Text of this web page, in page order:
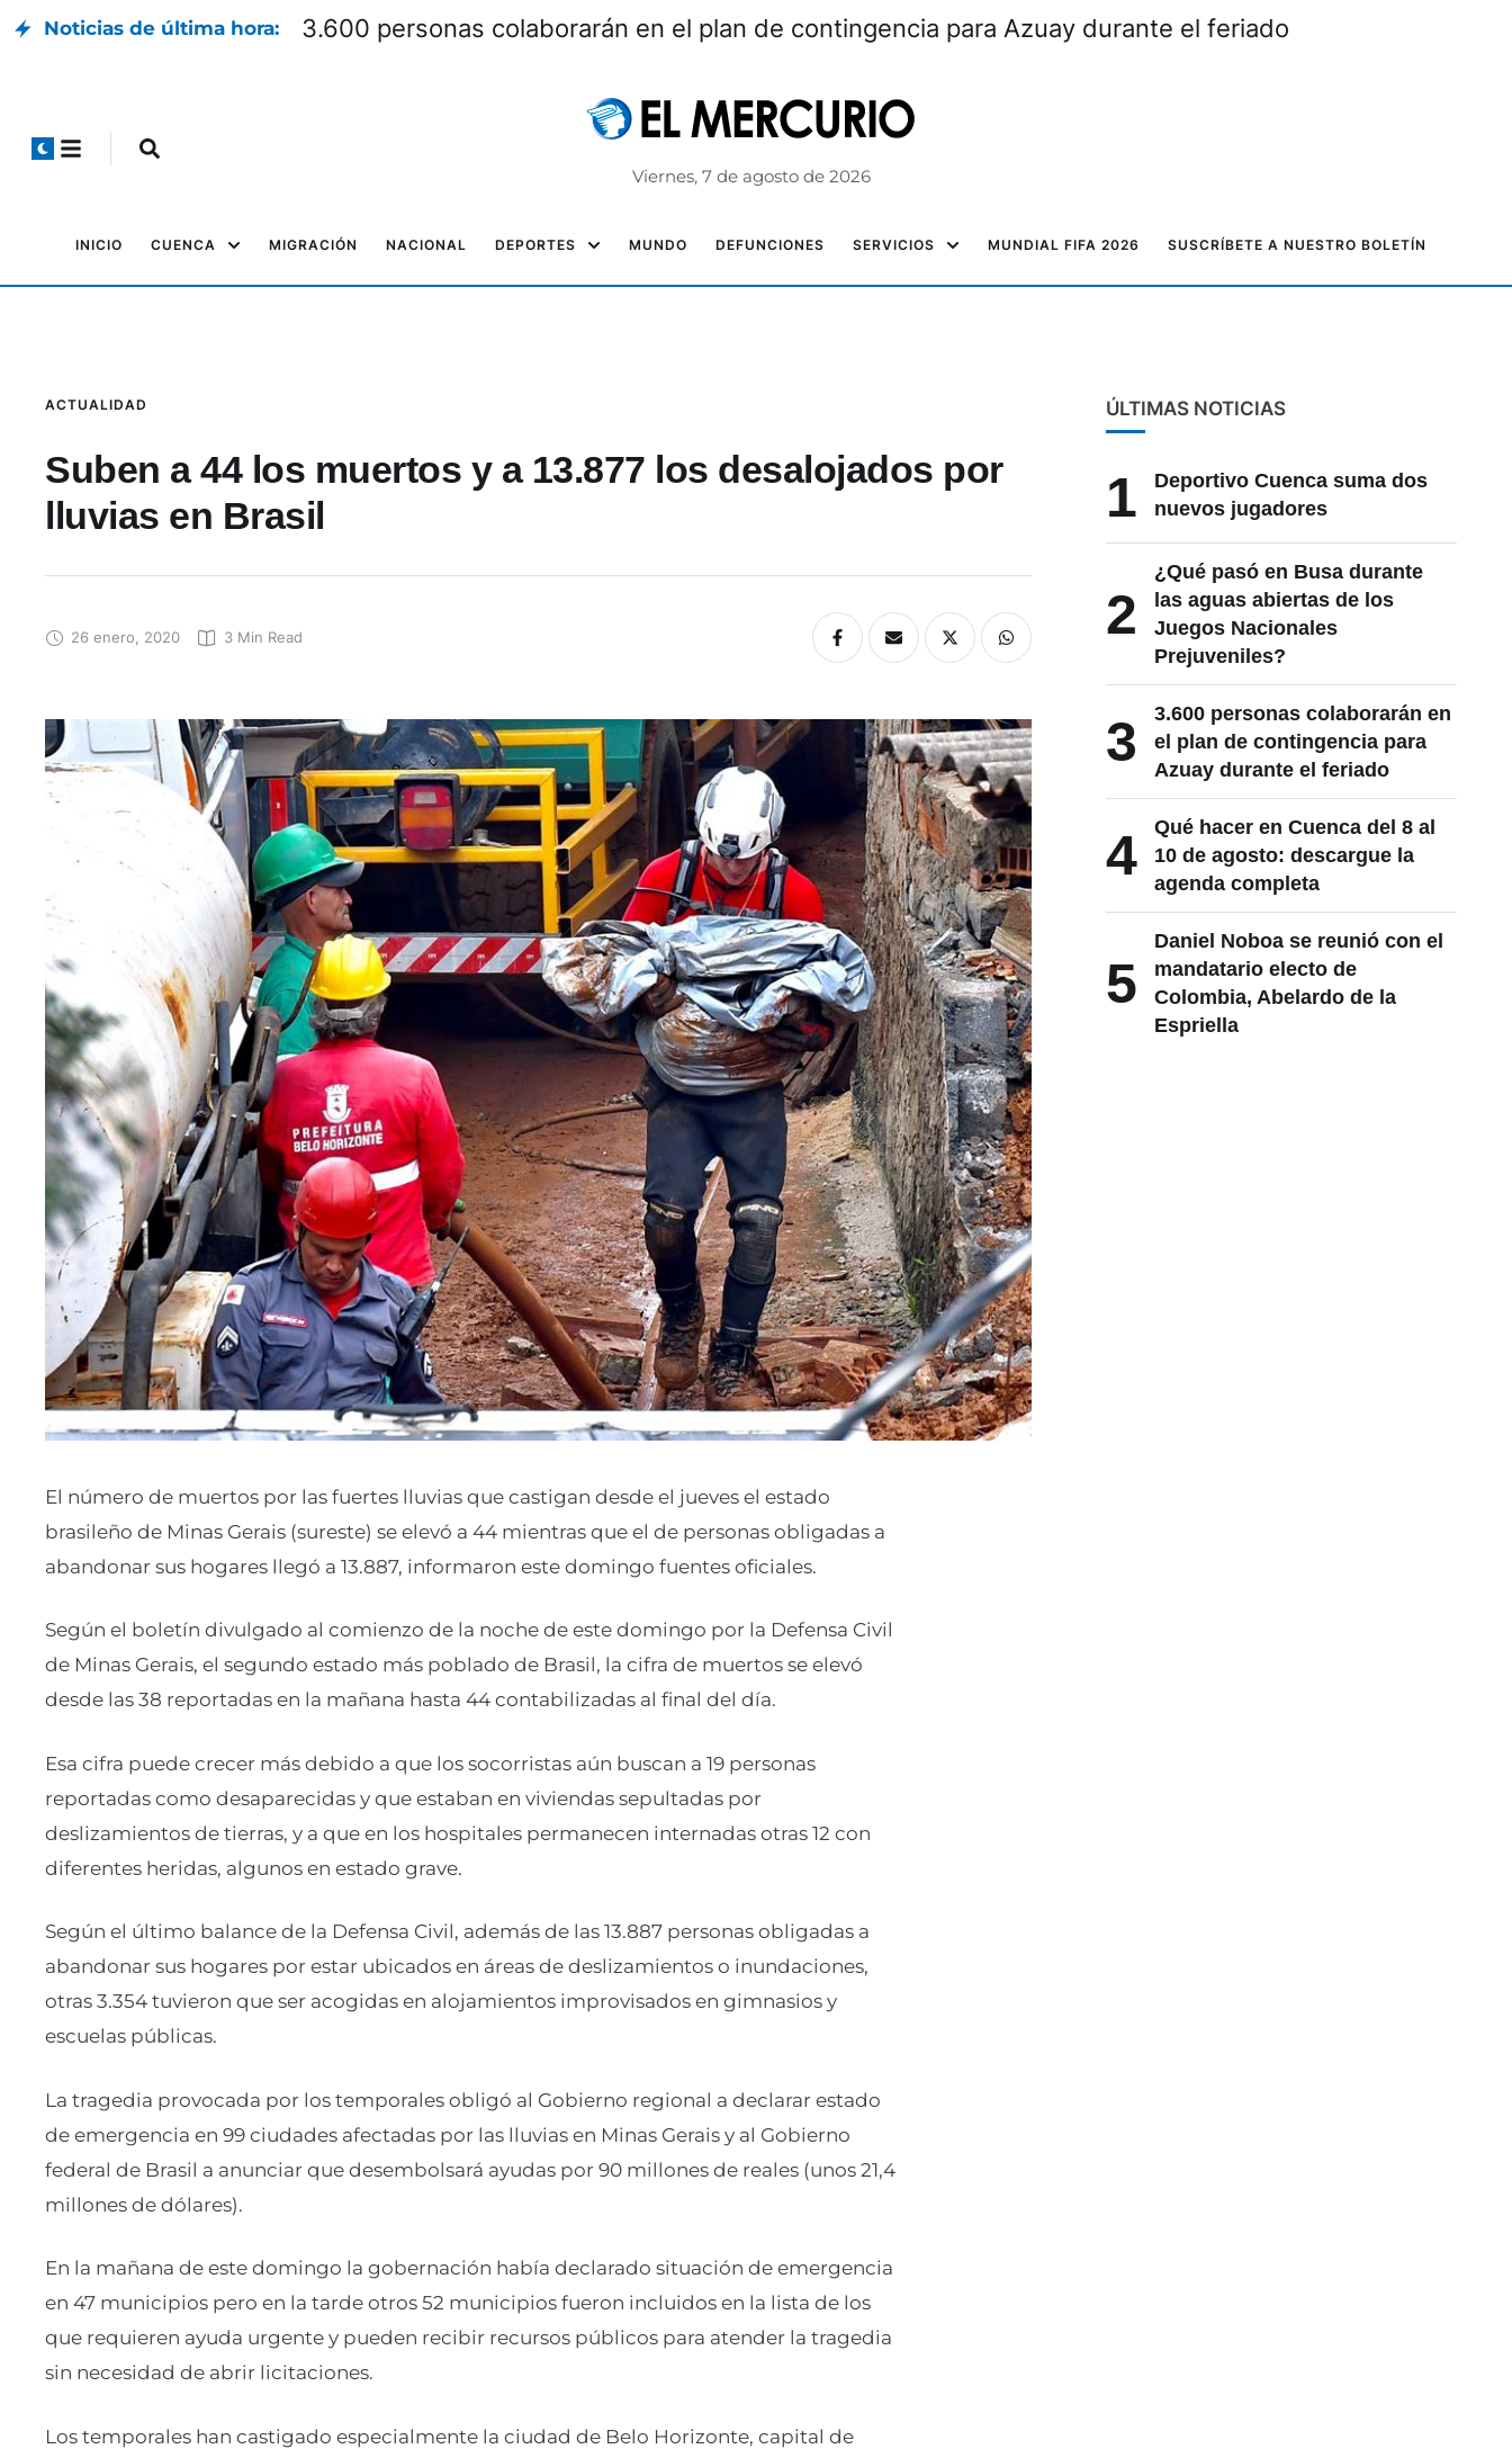
Noticias de última hora: 3.600 personas colaborarán en el plan de contingencia para Azuay durante el feriado
Viernes, 7 de agosto de 2026
INICIO CUENCA MIGRACIÓN NACIONAL DEPORTES MUNDO DEFUNCIONES SERVICIOS MUNDIAL FIFA 2026 SUSCRÍBETE A NUESTRO BOLETÍN
ACTUALIDAD
Suben a 44 los muertos y a 13.877 los desalojados por
lluvias en Brasil
26 enero, 2020 3 Min Read
El número de muertos por las fuertes lluvias que castigan desde el jueves el estado
brasileño de Minas Gerais (sureste) se elevó a 44 mientras que el de personas obligadas a
abandonar sus hogares llegó a 13.887, informaron este domingo fuentes oficiales.
Según el boletín divulgado al comienzo de la noche de este domingo por la Defensa Civil
de Minas Gerais, el segundo estado más poblado de Brasil, la cifra de muertos se elevó
desde las 38 reportadas en la mañana hasta 44 contabilizadas al final del día.
Esa cifra puede crecer más debido a que los socorristas aún buscan a 19 personas
reportadas como desaparecidas y que estaban en viviendas sepultadas por
deslizamientos de tierras, y a que en los hospitales permanecen internadas otras 12 con
diferentes heridas, algunos en estado grave.
Según el último balance de la Defensa Civil, además de las 13.887 personas obligadas a
abandonar sus hogares por estar ubicados en áreas de deslizamientos o inundaciones,
otras 3.354 tuvieron que ser acogidas en alojamientos improvisados en gimnasios y
escuelas públicas.
La tragedia provocada por los temporales obligó al Gobierno regional a declarar estado
de emergencia en 99 ciudades afectadas por las lluvias en Minas Gerais y al Gobierno
federal de Brasil a anunciar que desembolsará ayudas por 90 millones de reales (unos 21,4
millones de dólares).
En la mañana de este domingo la gobernación había declarado situación de emergencia
en 47 municipios pero en la tarde otros 52 municipios fueron incluidos en la lista de los
que requieren ayuda urgente y pueden recibir recursos públicos para atender la tragedia
sin necesidad de abrir licitaciones.
Los temporales han castigado especialmente la ciudad de Belo Horizonte, capital de
ÚLTIMAS NOTICIAS
1
Deportivo Cuenca suma dos
nuevos jugadores
2
¿Qué pasó en Busa durante
las aguas abiertas de los
Juegos Nacionales
Prejuveniles?
3
3.600 personas colaborarán en
el plan de contingencia para
Azuay durante el feriado
4
Qué hacer en Cuenca del 8 al
10 de agosto: descargue la
agenda completa
5
Daniel Noboa se reunió con el
mandatario electo de
Colombia, Abelardo de la
Espriella